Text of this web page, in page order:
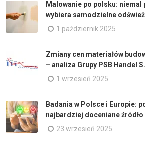
Malowanie po polsku: niemal
wybiera samodzielne
1 październik 2025
Zmiany cen materiałów
– analiza Grupy PSB Handel
1 wrzesień 2025
Badania w Polsce i Europie:
najbardziej doceniane
23 wrzesień 2025